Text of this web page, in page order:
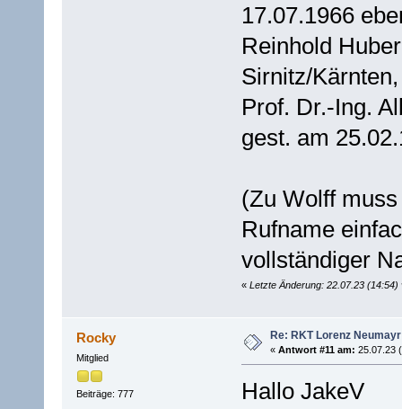
17.07.1966
Reinhold
Sirnitz/
Prof. Dr.-Ing.
gest. am
(Zu Wolff
Rufname
vollständiger
« Letzte Änderung: 22.07.23 (14:54)
Rocky
Mitglied
Beiträge: 777
Re: RKT Lorenz Neumayr
« Antwort #11 am: 25.07.23
Hallo JakeV